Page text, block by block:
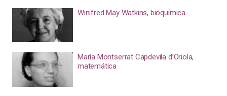
Winifred May Watkins, bioquímica
María Montserrat Capdevila d’Oriola,
matemática